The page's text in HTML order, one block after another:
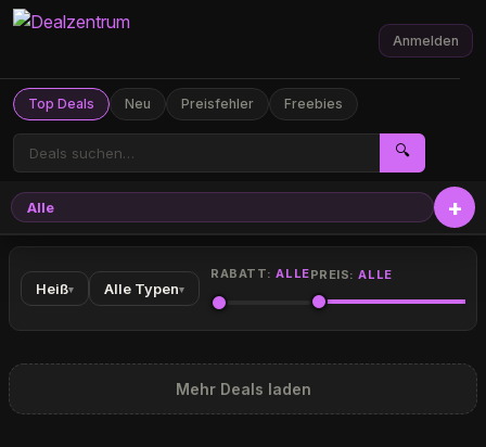
Top Deals Neu Preisfehler Freebies
🔍
Anmelden
Alle
Heiß▾ Alle Typen▾
RABATT:ALLEPREIS:ALLE
Mehr Deals laden